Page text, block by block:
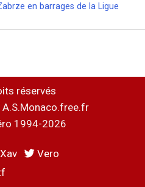
en barrages de la Ligue
réservés
1994-2026
Xav
Vero